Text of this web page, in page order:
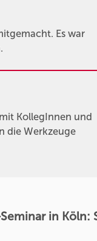
Es war
KollegInnen und
die Werkzeuge
in Köln: